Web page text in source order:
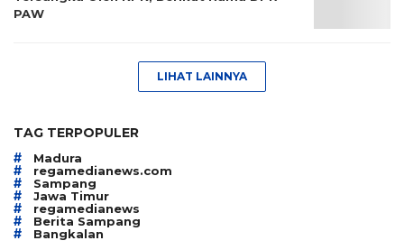
PAW
LIHAT LAINNYA
TAG TERPOPULER
# Madura
# regamedianews.com
# Sampang
# Jawa Timur
# regamedianews
# Berita Sampang
# Bangkalan